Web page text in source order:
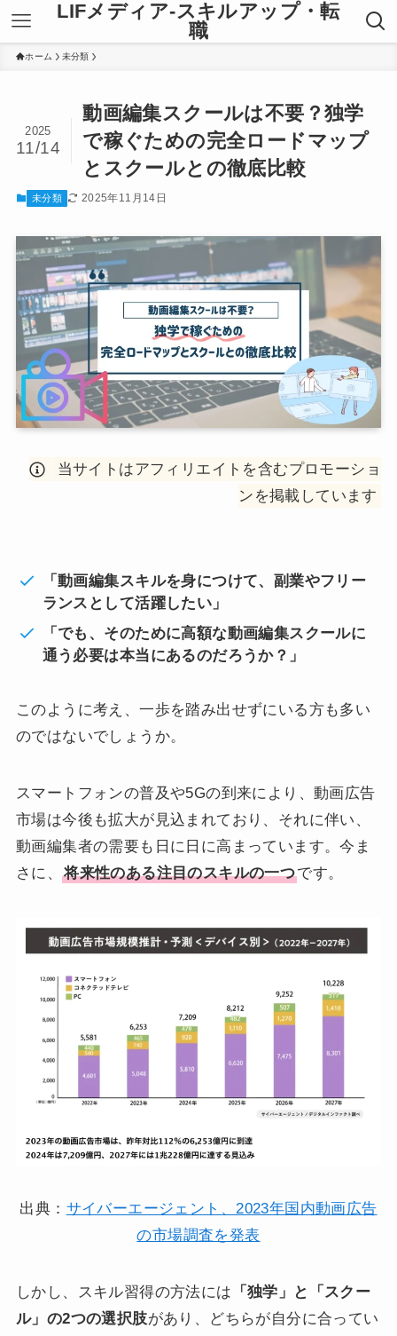
LIFメディア-スキルアップ・転
職
ホーム 未分類
動画編集スクールは不要？独学
で稼ぐための完全ロードマップ
とスクールとの徹底比較
2025
11/14
未分類 2025年11月14日
当サイトはアフィリエイトを含むプロモーショ
ンを掲載しています
「動画編集スキルを身につけて、副業やフリー
ランスとして活躍したい」
「でも、そのために高額な動画編集スクールに
通う必要は本当にあるのだろうか？」
このように考え、一歩を踏み出せずにいる方も多い
のではないでしょうか。
スマートフォンの普及や5Gの到来により、動画広告
市場は今後も拡大が見込まれており、それに伴い、
動画編集者の需要も日に日に高まっています。今ま
さに、将来性のある注目のスキルの一つです。
出典： サイバーエージェント、2023年国内動画広告
の市場調査を発表
しかし、スキル習得の方法には 「独学」と「スクー
ル」の2つの選択肢があり、どちらが自分に合ってい